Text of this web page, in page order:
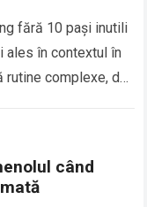
fără 10 pași inutili
ales în contextul în
complexe, dar
când